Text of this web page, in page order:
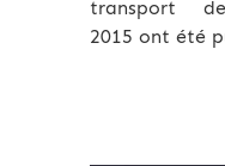
transport
2015 ont été